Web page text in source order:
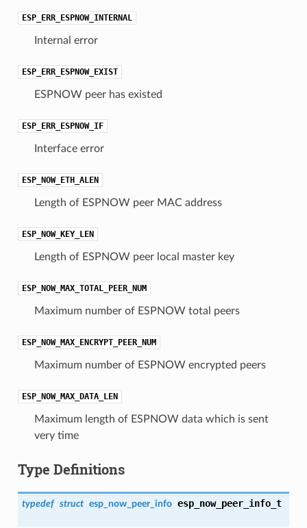
ESP_ERR_ESPNOW_INTERNAL
Internal error
ESP_ERR_ESPNOW_EXIST
ESPNOW peer has existed
ESP_ERR_ESPNOW_IF
Interface error
ESP_NOW_ETH_ALEN
Length of ESPNOW peer MAC address
ESP_NOW_KEY_LEN
Length of ESPNOW peer local master key
ESP_NOW_MAX_TOTAL_PEER_NUM
Maximum number of ESPNOW total peers
ESP_NOW_MAX_ENCRYPT_PEER_NUM
Maximum number of ESPNOW encrypted peers
ESP_NOW_MAX_DATA_LEN
Maximum length of ESPNOW data which is sent
very time
Type Definitions
typedef struct esp_now_peer_info esp_now_peer_info_t